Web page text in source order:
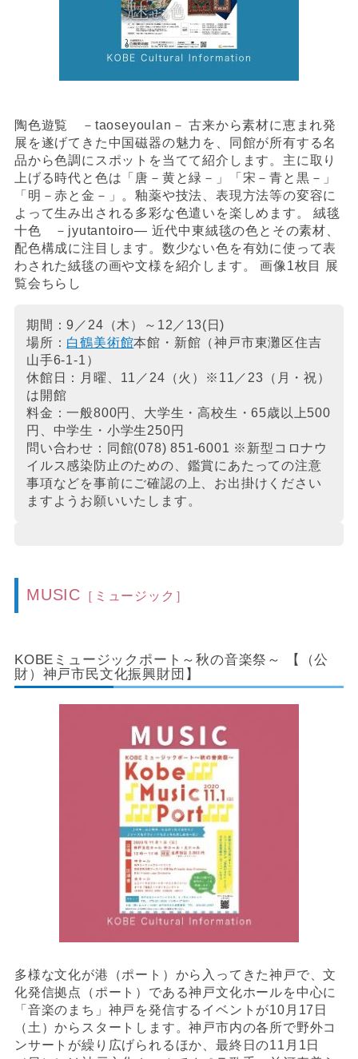
陶色遊覧 －taoseyoulan－ 古来から素材に恵まれ発
展を遂げてきた中国磁器の魅力を、
同館が所有する名
品から色調にスポットを当てて紹介します。 主に取り
上げる時代と色は「唐－黄と緑－」「宋－青と黒－」
「明－赤と金－」。釉薬や技法、表現方法等の変容に
よって生み出される多彩な色遣いを楽しめます。絨毯
十色 －jyutantoiro― 近代中東絨毯の色とその素材、
配色構成に注目します。数少ない色を有効に使って表
わされた絨毯の画や文様を紹介します。 画像1枚目 展
覧会ちらし
期間：9／24（木）～12／13(日)
場所： 白鶴美術館本館 ・新館 （神戸市東灘区住吉
山手6-1-1）
休館日：月曜、11／24（火）※11／23（月・祝）
は開館
料金：一般800円、大学生・高校生・65歳以上500
円、中学生・小学生250円
問い合わせ：同館(078) 851-6001 ※新型コロナウ
イルス感染防止のための、鑑賞にあたっての注意
事項などを事前にご確認の上、お出掛けください
ますようお願いいたします。
MUSIC ［ミュージック］
KOBEミュージックポート～秋の音楽祭～ 【（公
財）神戸市民文化振興財団】
多様な文化が港（ポート）から入ってきた神戸で、文
化発信拠点（ポート）である神戸文化ホールを中心に
「音楽のまち」神戸を発信するイベントが10月17日
（土）からスタートします。神戸市内の各所で野外コ
ンサートが繰り広げられるほか、最終日の11月1日